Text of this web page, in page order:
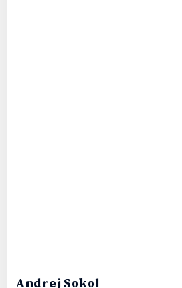
Andrej Sokol